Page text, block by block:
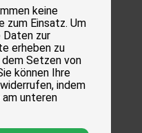
keine
zum Einsatz. Um
Daten zur
erheben zu
Setzen von
können Ihre
indem
am unteren